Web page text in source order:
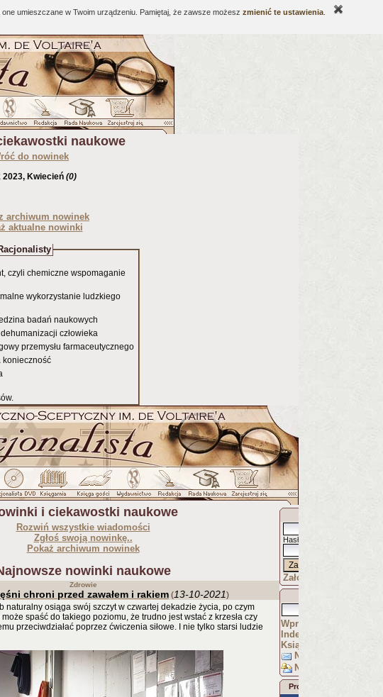
umieszczane w Twoim urządzeniu. Pamiętaj, że zawsze możesz zmienić te ustawienia
naukowe
do nowinek
2023, Kwiecień (0)
archiwum nowinek
aktualne nowinki
czyli chemiczne wspomaganie
wykorzystanie ludzkiego
badań naukowych
człowieka
przemysłu farmaceutycznego
konieczność
i ciekawostki naukowe
Rozwiń wszystkie wiadomości
Zgłoś swoją nowinkę..
Pokaż archiwum nowinek
nowinki naukowe
Zdrowie
chroni przed zawałem i rakiem (13-10-2021)
naturalny osiąga swój szczyt w czwartej dekadzie życia, po czym
spaść do takiego poziomu, że trudno jest wstać z krzesła czy
przeciwdziałać poprzez ćwiczenia siłowe. I nie tylko starsi ludzie
Hasło
Załóż sobie konto..
Wprowadzenie
Indeks artykułów
Książka: Racjonalista
Napisz do nas
Newsletter
Promocja Racjonalisty